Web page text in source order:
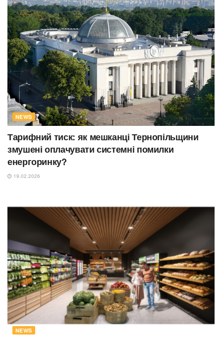
NEWS
Тарифний тиск: як мешканці Тернопільщини
змушені оплачувати системні помилки
енергоринку?
19.02.2026
NEWS